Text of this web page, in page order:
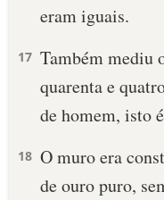
eram iguais.
17 Também mediu
quarenta e
de homem, isto
18 O muro era
de ouro puro,